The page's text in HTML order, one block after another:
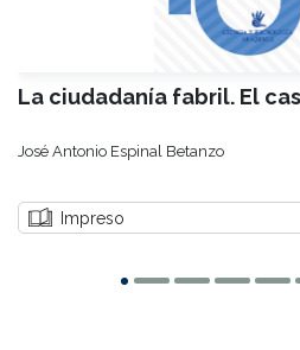
La ciudadanía fabril. El
José Antonio Espinal Betanzo
Impreso